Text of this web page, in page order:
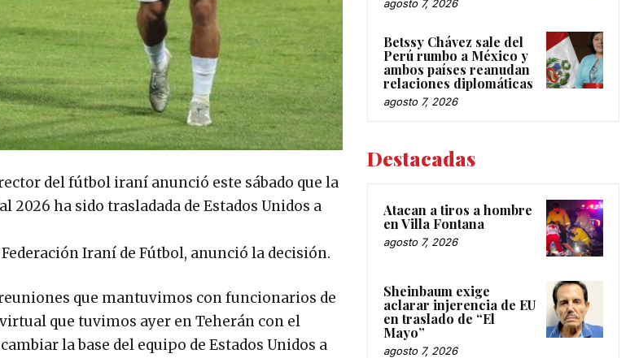
del fútbol iraní anunció este sábado que la
ha sido trasladada de Estados Unidos a
Iraní de Fútbol, anunció la decisión.
que mantuvimos con funcionarios de
que tuvimos ayer en Teherán con el
la base del equipo de Estados Unidos a
agosto 7, 2026
Betssy Chávez sale del
Perú rumbo a México y
ambos países reanudan
relaciones diplomáticas
agosto 7, 2026
Destacadas
Atacan a tiros a hombre
en Villa Fontana
agosto 7, 2026
Sheinbaum exige
aclarar injerencia de EU
en traslado de “El
Mayo”
agosto 7, 2026